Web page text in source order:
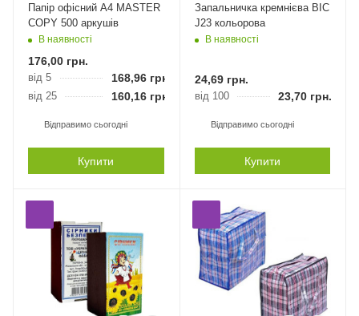
Папір офісний А4 MASTER
COPY 500 аркушів
В наявності
176,00 грн.
від 5 168,96 грн.
від 25 160,16 грн.
Відправимо сьогодні
Купити
Запальничка кремнієва BIC
J23 кольорова
В наявності
24,69грн.
від 100 23,70грн.
Відправимо сьогодні
Купити